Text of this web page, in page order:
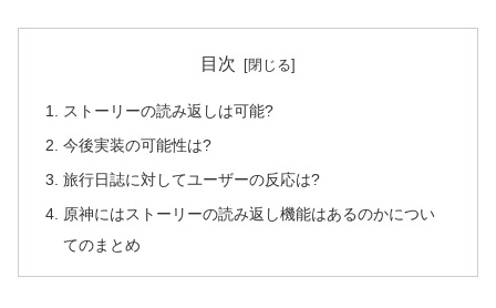
目次
ストーリーの読み返しは可能?
今後実装の可能性は?
旅行日誌に対してユーザーの反応は?
原神にはストーリーの読み返し機能はあるのかについ
てのまとめ